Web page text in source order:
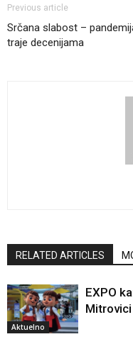
Previous article
Srčana slabost –
traje decenijama
RELATED ARTICLES
Aktuelno
EXPO
Mitrovici